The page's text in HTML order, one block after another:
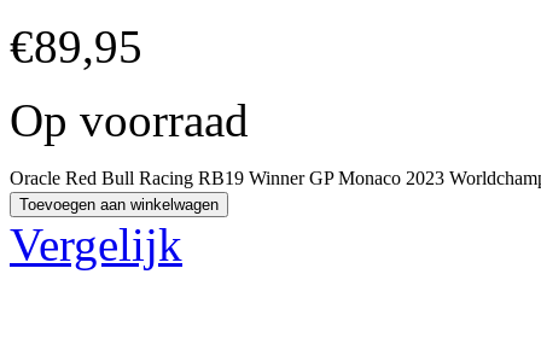
€89,95
Op voorraad
Oracle Red Bull Racing RB19 Winner GP Monaco 2023
Toevoegen aan winkelwagen
Vergelijk